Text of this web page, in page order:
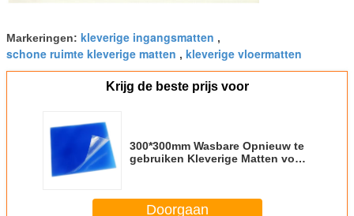
Markeringen: kleverige ingangsmatten ,
schone ruimte kleverige matten , kleverige vloermatten
Krijg de beste prijs voor
300*300mm Wasbare Opnieuw te
gebruiken Kleverige Matten voor
Doorgaan